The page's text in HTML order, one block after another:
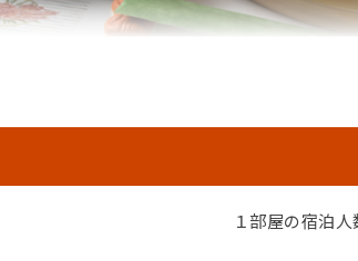
野菜サラダ、お豆腐、ヨーグルト、お漬物
、カップル向きのジャグジー風呂、足腰
１部屋の宿泊人